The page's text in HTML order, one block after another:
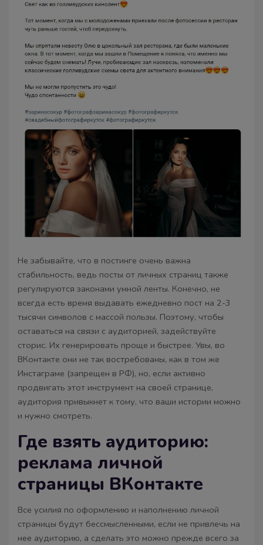
Не забывайте, что в постинге очень важна
стабильность, ведь посты от личных страниц также
регулируются законами умной ленты. Конечно, не
всегда есть время выдавать ежедневно пост на 2-3
тысячи символов с массой пользы. Поэтому, чтобы
оставаться на связи с аудиторией, задействуйте
сторис. Их генерировать проще и быстрее. Увы, во
ВКонтакте они не так востребованы, как в том же
Инстаграме (запрещен в РФ), но, если активно
продвигать этот инструмент на своей странице,
аудитория привыкнет к тому, что ваши истории можно
и нужно смотреть.
Где взять аудиторию:
реклама личной
страницы ВКонтакте
Все усилия по оформлению и наполнению личной
страницы будут бессмысленными, если не привлечь на
нее аудиторию, а сделать это можно прежде всего за